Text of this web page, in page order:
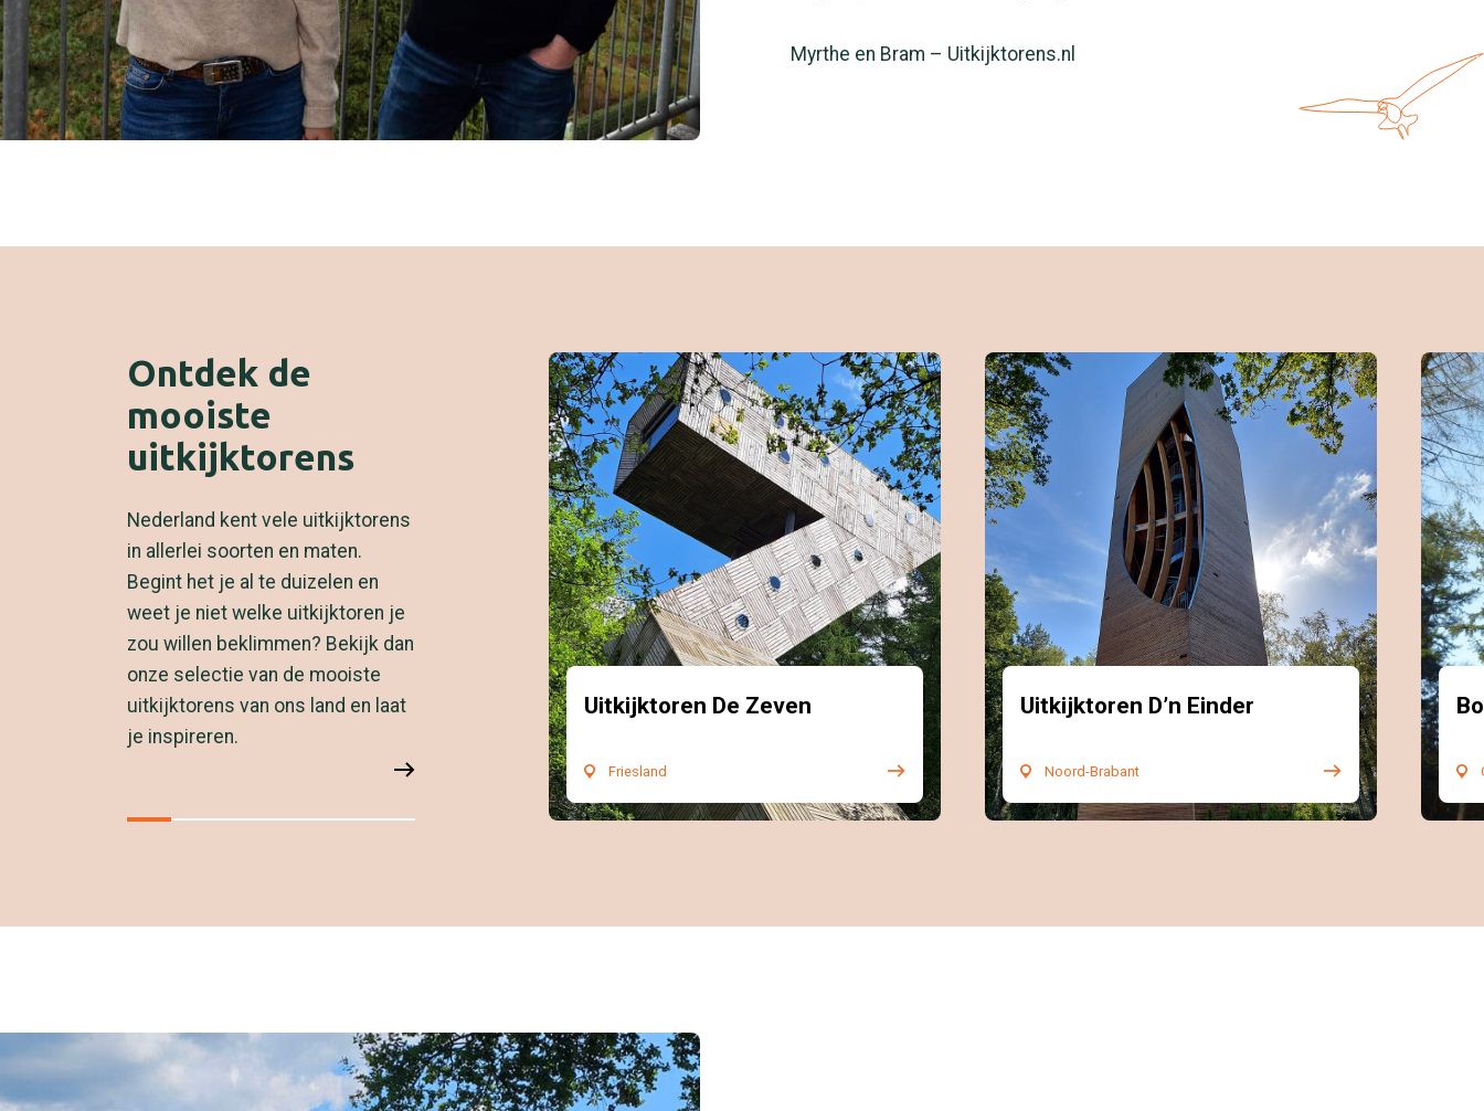
Myrthe en Bram – Uitkijktorens.nl
Ontdek de
mooiste
uitkijktorens
Nederland kent vele uitkijktorens
in allerlei soorten en maten.
Begint het je al te duizelen en
weet je niet welke uitkijktoren je
zou willen beklimmen? Bekijk dan
onze selectie van de mooiste
uitkijktorens van ons land en laat
je inspireren.
Uitkijktoren De Zeven
Friesland
Uitkijktoren D’n Einder
Noord-Brabant